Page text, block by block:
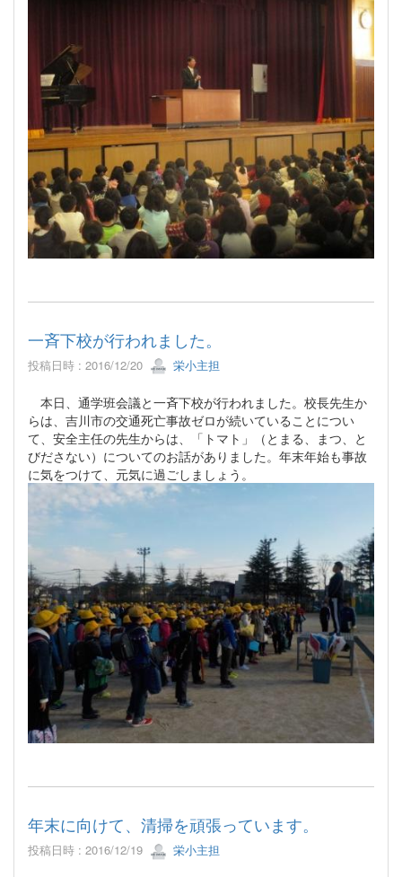
一斉下校が行われました。
投稿日時 : 2016/12/20 栄小主担
本日、通学班会議と一斉下校が行われました。校長先生か
らは、吉川市の交通死亡事故ゼロが続いていることについ
て、安全主任の先生からは、「トマト」（とまる、まつ、と
びださない）についてのお話がありました。年末年始も事故
に気をつけて、元気に過ごしましょう。
年末に向けて、清掃を頑張っています。
投稿日時 : 2016/12/19 栄小主担